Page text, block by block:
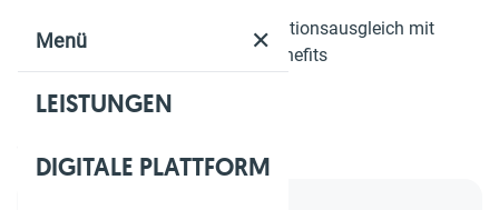
Menü ✕
LEISTUNGEN
DIGITALE PLATTFORM
Home
Günstiger Inflationsausgleich mit
Mitarbeiter-Benefits